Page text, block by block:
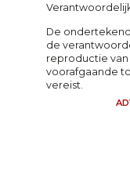
De
de
reproductie van
voorafgaande
vereist.